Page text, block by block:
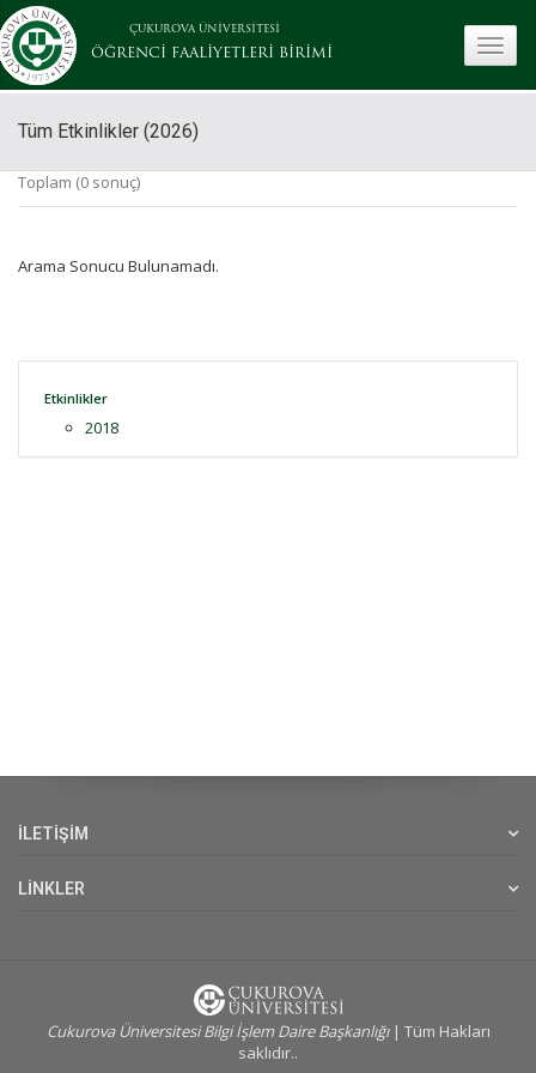
ÇUKUROVA ÜNİVERSİTESİ
ÖĞRENCİ FAALİYETLERİ BİRİMİ
Tüm Etkinlikler (2026)
Toplam (0 sonuç)
Arama Sonucu Bulunamadı.
Etkinlikler
2018
İLETİŞİM
LİNKLER
Cukurova Üniversitesi Bilgi İşlem Daire Başkanlığı| Tüm Hakları
saklıdır..